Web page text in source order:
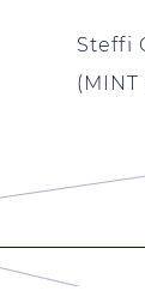
Steffi